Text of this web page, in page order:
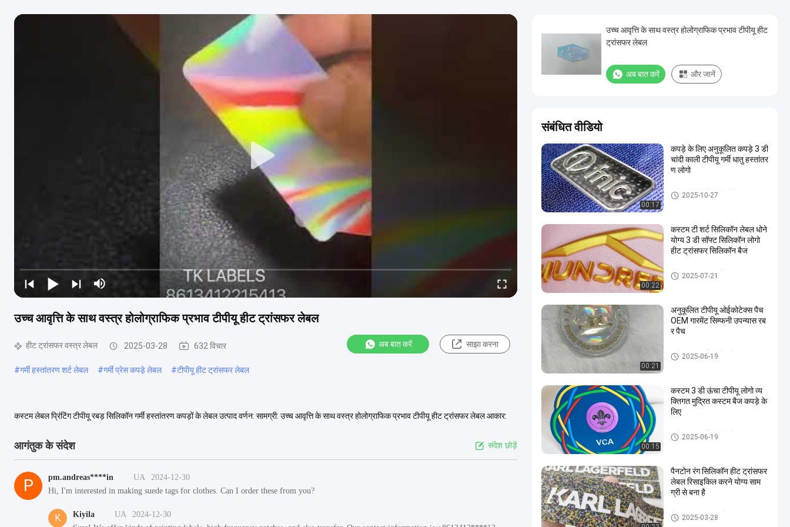
उच्च आवृत्ति के साथ वस्त्र होलोग्राफिक प्रभाव टीपीयू हीट ट्रांसफर लेबल
हीट ट्रांसफर वस्त्र लेबल 2025-03-28 632 विचार अब बात करें साझा करना
#गर्मी हस्तांतरण शर्ट लेबल #गर्मी प्रेस कपड़े लेबल #टीपीयू हीट ट्रांसफर लेबल
कस्टम लेबल प्रिंटिंग टीपीयू रबड़ सिलिकॉन गर्मी हस्तांतरण कपड़ों के लेबल उत्पाद वर्णन: सामग्री: उच्च आवृत्ति के साथ वस्त्र होलोग्राफिक प्रभाव टीपीयू हीट ट्रांसफर लेबल आकार:
आगंतुक के संदेश संदेश छोड़ें
P pm.andreas****in UA
2024-12-30
Hi, I'm interested in making suede tags for clothes. Can I order these from you?
K Kiyila UA
2024-12-30
उच्च आवृत्ति के साथ वस्त्र होलोग्राफिक प्रभाव टीपीयू हीट
ट्रांसफर लेबल
अब बात करें और जानें
संबंधित वीडियो
00:17
कपड़े के लिए अनुकूलित कपड़े 3 डी
चांदी काली टीपीयू गर्मी धातु हस्तांतर
ण लोगो
3डी उच्च आवृत्ति टीपीयू बैज
2025-10-27
00:22
कस्टम टी शर्ट सिलिकॉन लेबल धोने
योग्य 3 डी सॉफ्ट सिलिकॉन लोगो
हीट ट्रांसफर सिलिकॉन बैज
हीट ट्रांसफर वस्त्र लेबल
2025-07-21
00:21
अनुकूलित टीपीयू ओईकोटेक्स पैच
OEM गारमेंट सिम्फनी उपन्यास रब
र पैच
3डी उच्च आवृत्ति टीपीयू बैज
2025-06-19
00:15
कस्टम 3 डी ऊंचा टीपीयू लोगो व्य
क्तिगत मुद्रित कस्टम बैज कपड़े के
लिए
3डी उच्च आवृत्ति टीपीयू बैज
2025-06-19
पैनटोन रंग सिलिकॉन हीट ट्रांसफर
लेबल रिसाइकिल करने योग्य साम
ग्री से बना है
हीट ट्रांसफर वस्त्र लेबल
2025-03-28